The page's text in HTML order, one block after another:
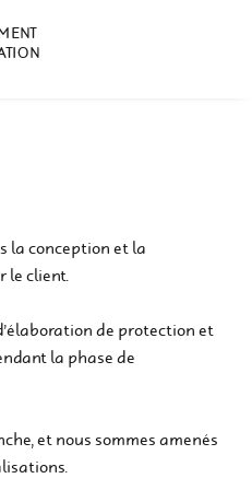
la conception et la
le client.
de protection et
la phase de
et nous sommes amenés